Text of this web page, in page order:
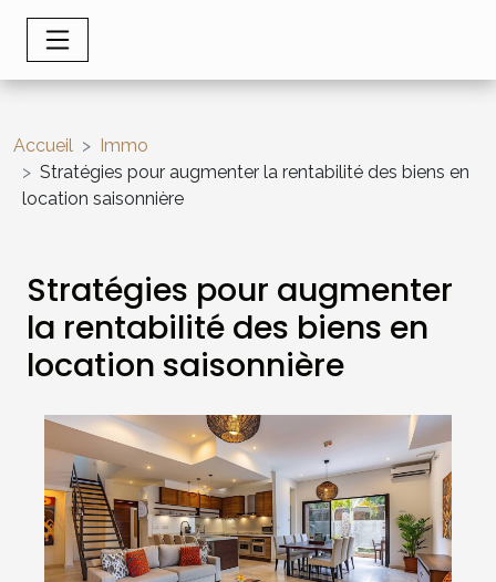
Accueil
Immo
Stratégies pour augmenter la rentabilité des biens en
location saisonnière
Stratégies pour augmenter
la rentabilité des biens en
location saisonnière